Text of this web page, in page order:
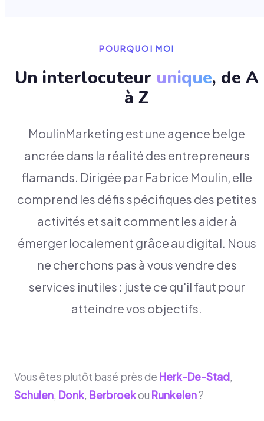
POURQUOI MOI
Un interlocuteur unique, de A
à Z
MoulinMarketing est une agence belge
ancrée dans la réalité des entrepreneurs
flamands. Dirigée par Fabrice Moulin, elle
comprend les défis spécifiques des petites
activités et sait comment les aider à
émerger localement grâce au digital. Nous
ne cherchons pas à vous vendre des
services inutiles : juste ce qu'il faut pour
atteindre vos objectifs.
Vous êtes plutôt basé près de Herk-De-Stad,
Schulen, Donk, Berbroekou Runkelen?